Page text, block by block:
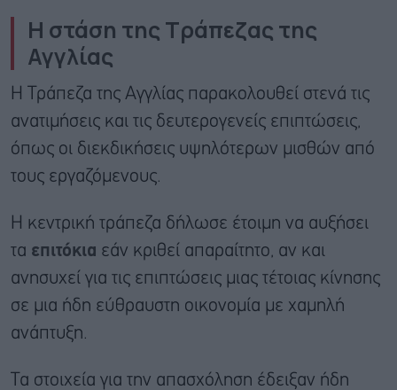
Η στάση της Τράπεζας της
Αγγλίας
Η Τράπεζα της Αγγλίας παρακολουθεί στενά τις
ανατιμήσεις και τις δευτερογενείς επιπτώσεις,
όπως οι διεκδικήσεις υψηλότερων μισθών από
τους εργαζόμενους.
Η κεντρική τράπεζα δήλωσε έτοιμη να αυξήσει
τα επιτόκια εάν κριθεί απαραίτητο, αν και
ανησυχεί για τις επιπτώσεις μιας τέτοιας κίνησης
σε μια ήδη εύθραυστη οικονομία με χαμηλή
ανάπτυξη.
Τα στοιχεία για την απασχόληση έδειξαν ήδη